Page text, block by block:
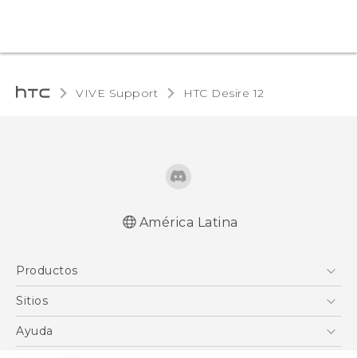
VIVE Support HTC Desire 12‎
English - User manual
América Latina
Productos
5G
EXODUS
Sitios
HTC Desarrollo
Ayuda